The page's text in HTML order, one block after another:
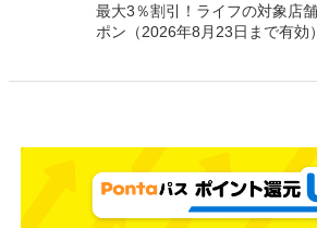
最大3％割引！ライフの対象店
ポン（2026年8月23日まで有効）